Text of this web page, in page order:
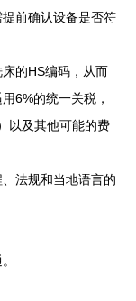
前确认设备是否符
床的HS编码，从而
6%的统一关税，
以及其他可能的费
法规和当地语言的